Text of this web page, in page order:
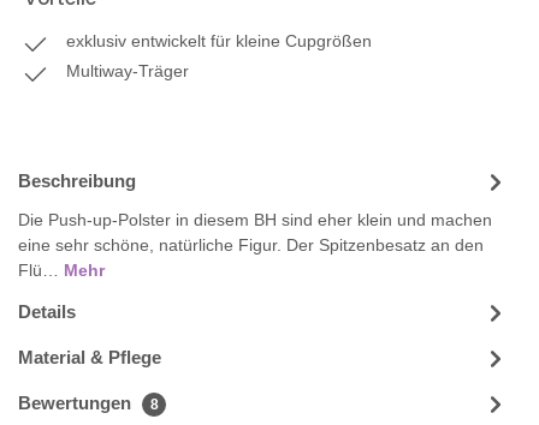
exklusiv entwickelt für kleine Cupgrößen
Multiway-Träger
Beschreibung
Die Push-up-Polster in diesem BH sind eher klein und machen
eine sehr schöne, natürliche Figur. Der Spitzenbesatz an den
Flü… Mehr
Details
Material & Pflege
Bewertungen 8